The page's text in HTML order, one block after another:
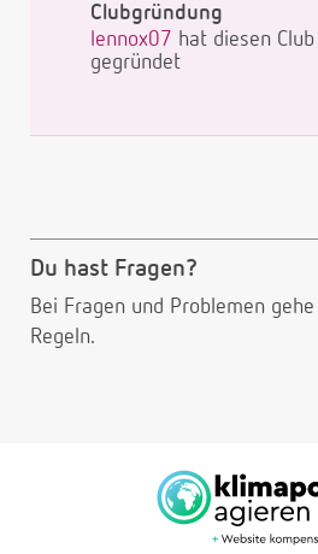
Clubgründung
lennox07 hat diesen Club
gegründet
Du hast Fragen?
Bei Fragen und Problemen
Regeln.